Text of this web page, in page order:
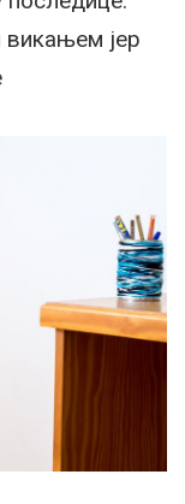
викањем јер